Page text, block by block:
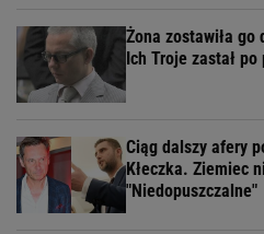
Żona zostawiła go
Ich Troje zastał
Ciąg dalszy afery
Kłeczka. Ziemiec
"Niedopuszczalne"